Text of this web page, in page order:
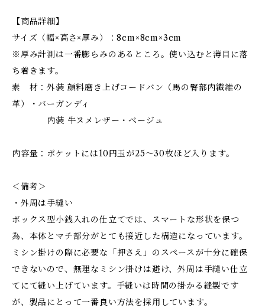
【商品詳細】
サイズ（幅×高さ×厚み）：8cm×8cm×3cm
※厚み計測は一番膨らみのあるところ。使い込むと薄目に落
ち着きます。
素 材：外装 顔料磨き上げコードバン（馬の臀部内繊維の
革）・バーガンディ
内装 牛ヌメレザー・ベージュ
内容量：ポケットには10円玉が25～30枚ほど入ります。
＜備考＞
・外周は手縫い
ボックス型小銭入れの仕立てでは、スマートな形状を保つ
為、本体とマチ部分がとても接近した構造になっています。
ミシン掛けの際に必要な「押さえ」のスペースが十分に確保
できないので、無理なミシン掛けは避け、外周は手縫い仕立
てにて縫い上げています。手縫いは時間の掛かる縫製です
が、製品にとって一番良い方法を採用しています。